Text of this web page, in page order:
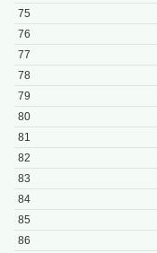
75
76
77
78
79
80
81
82
83
84
85
86